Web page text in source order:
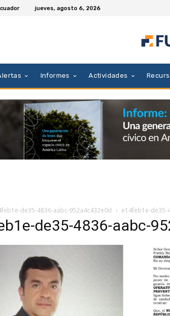
jueves, agosto 6, 2026
Informes Actividades
de35-4836-aabc-952a4c432e0d e14feb1e-de35-
de35-4836-aabc-